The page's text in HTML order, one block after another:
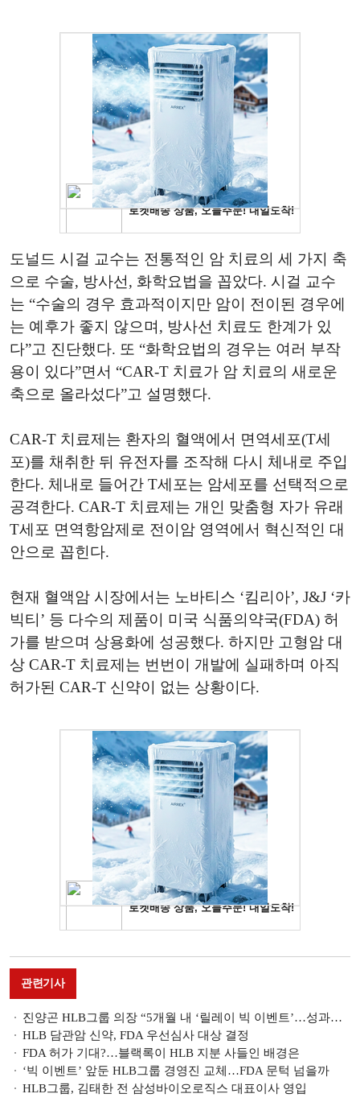
도널드 시걸 교수는 전통적인 암 치료의 세 가지 축
으로 수술, 방사선, 화학요법을 꼽았다. 시걸 교수
는 “수술의 경우 효과적이지만 암이 전이된 경우에
는 예후가 좋지 않으며, 방사선 치료도 한계가 있
다”고 진단했다. 또 “화학요법의 경우는 여러 부작
용이 있다”면서 “CAR-T 치료가 암 치료의 새로운
축으로 올라섰다”고 설명했다.
CAR-T 치료제는 환자의 혈액에서 면역세포(T세
포)를 채취한 뒤 유전자를 조작해 다시 체내로 주입
한다. 체내로 들어간 T세포는 암세포를 선택적으로
공격한다. CAR-T 치료제는 개인 맞춤형 자가 유래
T세포 면역항암제로 전이암 영역에서 혁신적인 대
안으로 꼽힌다.
현재 혈액암 시장에서는 노바티스 ‘킴리아’, J&J ‘카
빅티’ 등 다수의 제품이 미국 식품의약국(FDA) 허
가를 받으며 상용화에 성공했다. 하지만 고형암 대
상 CAR-T 치료제는 번번이 개발에 실패하며 아직
허가된 CAR-T 신약이 없는 상황이다.
관련기사
진양곤 HLB그룹 의장 “5개월 내 ‘릴레이 빅 이벤트’…성과로 증명할 것"
HLB 담관암 신약, FDA 우선심사 대상 결정
FDA 허가 기대?…블랙록이 HLB 지분 사들인 배경은
‘빅 이벤트’ 앞둔 HLB그룹 경영진 교체…FDA 문턱 넘을까
HLB그룹, 김태한 전 삼성바이오로직스 대표이사 영입